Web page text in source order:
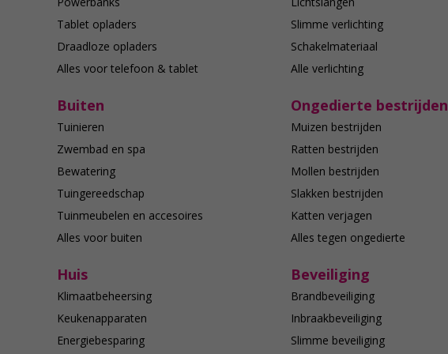
Tablet opladers
Draadloze opladers
Alles voor telefoon & tablet
Slimme verlichting
Schakelmateriaal
Alle verlichting
Buiten
Tuinieren
Zwembad en spa
Bewatering
Tuingereedschap
Tuinmeubelen en accesoires
Alles voor buiten
Ongedierte bestrijden
Muizen bestrijden
Ratten bestrijden
Mollen bestrijden
Slakken bestrijden
Katten verjagen
Alles tegen ongedierte
Huis
Klimaatbeheersing
Keukenapparaten
Energiebesparing
Beveiliging
Brandbeveiliging
Inbraakbeveiliging
Slimme beveiliging